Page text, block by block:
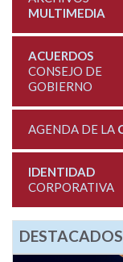
MULTIMEDIA
ACUERDOS
CONSEJO DE
GOBIERNO
AGENDA DE LA
IDENTIDAD
CORPORATIVA
DESTACADOS